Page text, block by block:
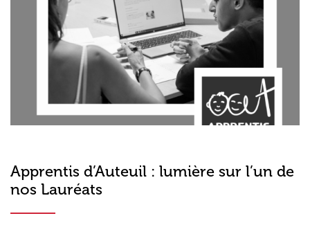
Apprentis d’Auteuil : lumière sur l’un de
nos Lauréats